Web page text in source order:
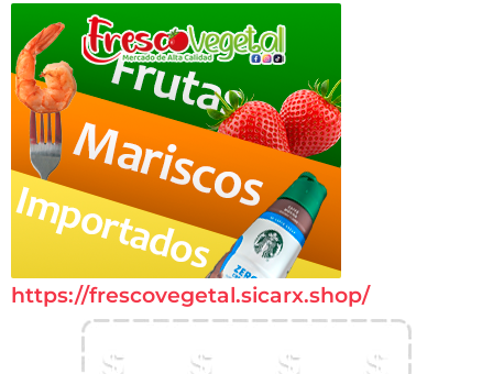
https://frescovegetal.sicarx.shop/